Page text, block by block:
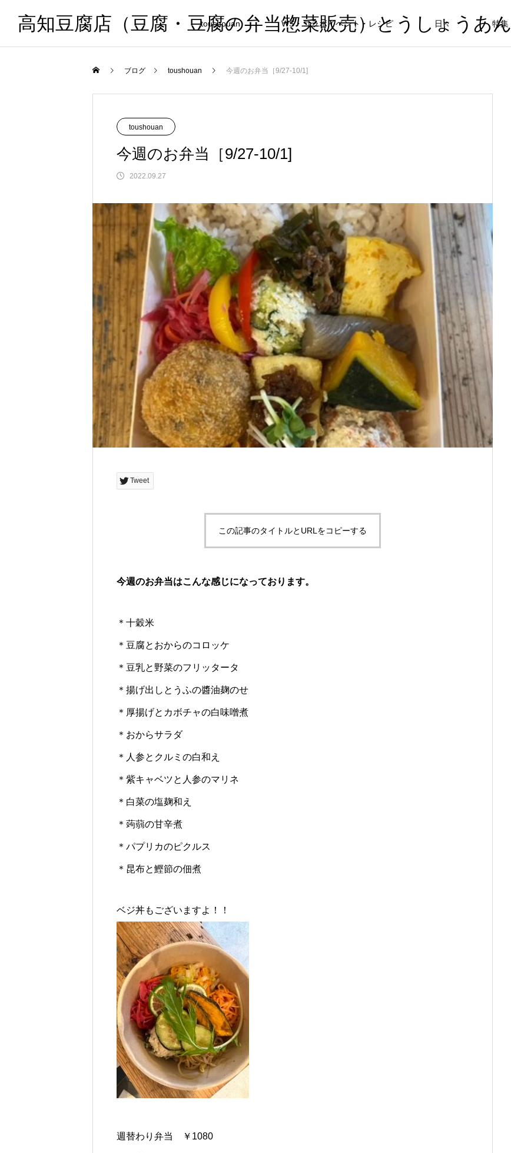
高知豆腐店（豆腐・豆腐の弁当惣菜販売）とうしょうあん
toushouan WS・コラボイベント・レシピ 日々 特集
ブログ toushouan 今週のお弁当［9/27-10/1]
toushouan
今週のお弁当［9/27-10/1]
2022.09.27
Tweet
この記事のタイトルとURLをコピーする
今週のお弁当はこんな感じになっております。
＊十穀米
＊豆腐とおからのコロッケ
＊豆乳と野菜のフリッタータ
＊揚げ出しとうふの醬油麹のせ
＊厚揚げとカボチャの白味噌煮
＊おからサラダ
＊人参とクルミの白和え
＊紫キャベツと人参のマリネ
＊白菜の塩麹和え
＊蒟蒻の甘辛煮
＊パプリカのピクルス
＊昆布と鰹節の佃煮
ベジ丼もございますよ！！
週替わり弁当 ￥1080